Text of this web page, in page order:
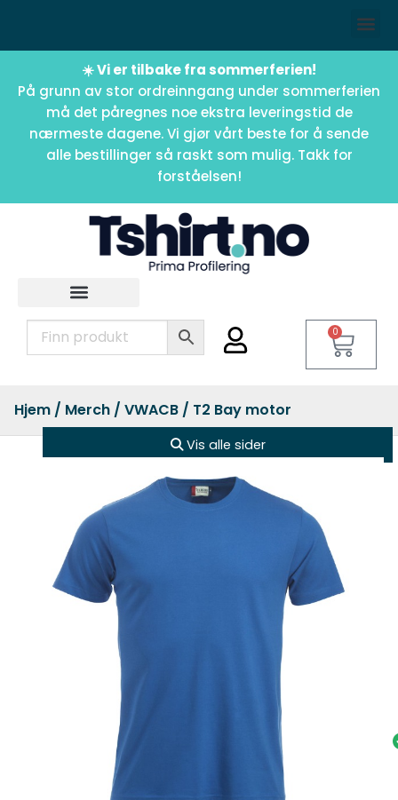
☀️ Vi er tilbake fra sommerferien!
På grunn av stor ordreinngang under sommerferien
må det påregnes noe ekstra leveringstid de
nærmeste dagene. Vi gjør vårt beste for å sende
alle bestillinger så raskt som mulig. Takk for
forståelsen!
0
Hjem / Merch / VWACB / T2 Bay motor
Vis alle sider